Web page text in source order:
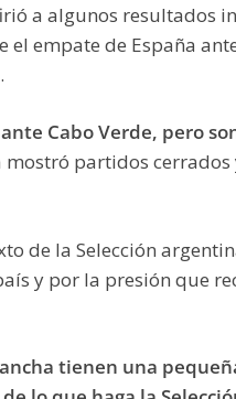
a algunos resultados
empate de España
Cabo Verde, pero
partidos
de la Selección
y por la presión que
tienen una